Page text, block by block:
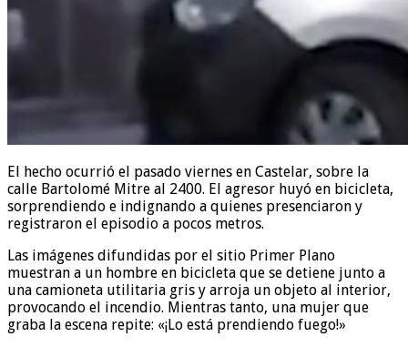
El hecho ocurrió el pasado viernes en Castelar, sobre la
calle Bartolomé Mitre al 2400. El agresor huyó en bicicleta,
sorprendiendo e indignando a quienes presenciaron y
registraron el episodio a pocos metros.
Las imágenes difundidas por el sitio Primer Plano
muestran a un hombre en bicicleta que se detiene junto a
una camioneta utilitaria gris y arroja un objeto al interior,
provocando el incendio. Mientras tanto, una mujer que
graba la escena repite: «¡Lo está prendiendo fuego!»